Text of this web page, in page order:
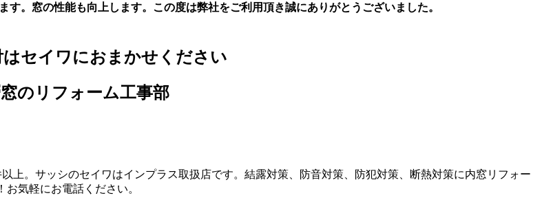
。窓の性能も向上します。この度は弊社をご利用頂き誠にありがとうございました。
上。サッシのセイワはインプラス取扱店です。結露対策、防音対策、防犯対策、断熱対策に内窓リフォー
気軽にお電話ください。